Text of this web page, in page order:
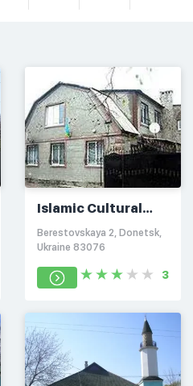
Islamic Cultural
Centre Donetsk
Berestovskaya 2, Donetsk,
Ukraine 83076
3